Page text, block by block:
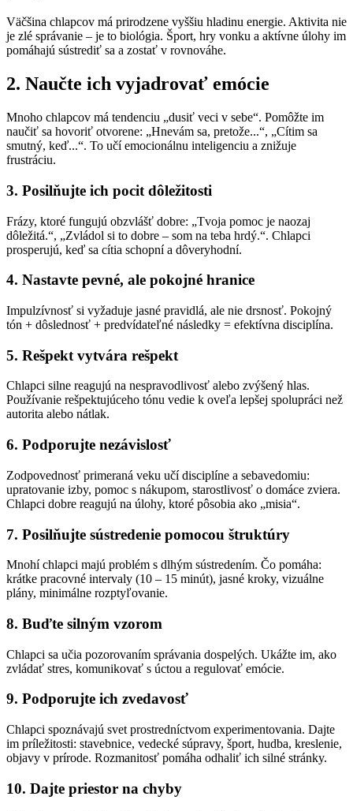
Väčšina chlapcov má prirodzene vyššiu hladinu energie. Aktivita nie
je zlé správanie – je to biológia. Šport, hry vonku a aktívne úlohy im
pomáhajú sústrediť sa a zostať v rovnováhe.
2. Naučte ich vyjadrovať emócie
Mnoho chlapcov má tendenciu „dusiť veci v sebe“. Pomôžte im
naučiť sa hovoriť otvorene: „Hnevám sa, pretože...“, „Cítim sa
smutný, keď...“. To učí emocionálnu inteligenciu a znižuje
frustráciu.
3. Posilňujte ich pocit dôležitosti
Frázy, ktoré fungujú obzvlášť dobre: „Tvoja pomoc je naozaj
dôležitá.“, „Zvládol si to dobre – som na teba hrdý.“. Chlapci
prosperujú, keď sa cítia schopní a dôveryhodní.
4. Nastavte pevné, ale pokojné hranice
Impulzívnosť si vyžaduje jasné pravidlá, ale nie drsnosť. Pokojný
tón + dôslednosť + predvídateľné následky = efektívna disciplína.
5. Rešpekt vytvára rešpekt
Chlapci silne reagujú na nespravodlivosť alebo zvýšený hlas.
Používanie rešpektujúceho tónu vedie k oveľa lepšej spolupráci než
autorita alebo nátlak.
6. Podporujte nezávislosť
Zodpovednosť primeraná veku učí disciplíne a sebavedomiu:
upratovanie izby, pomoc s nákupom, starostlivosť o domáce zviera.
Chlapci dobre reagujú na úlohy, ktoré pôsobia ako „misia“.
7. Posilňujte sústredenie pomocou štruktúry
Mnohí chlapci majú problém s dlhým sústredením. Čo pomáha:
krátke pracovné intervaly (10 – 15 minút), jasné kroky, vizuálne
plány, minimálne rozptyľovanie.
8. Buďte silným vzorom
Chlapci sa učia pozorovaním správania dospelých. Ukážte im, ako
zvládať stres, komunikovať s úctou a regulovať emócie.
9. Podporujte ich zvedavosť
Chlapci spoznávajú svet prostredníctvom experimentovania. Dajte
im príležitosti: stavebnice, vedecké súpravy, šport, hudba, kreslenie,
objavy v prírode. Rozmanitosť pomáha odhaliť ich silné stránky.
10. Dajte priestor na chyby